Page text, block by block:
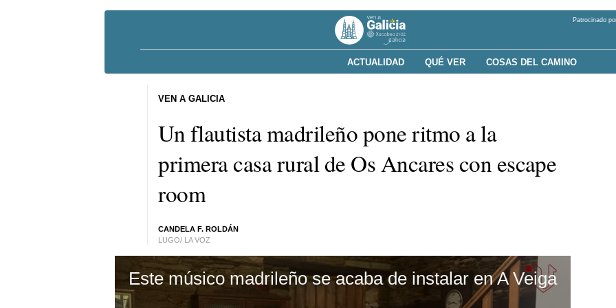
Patrocinado
ACTUALIDAD QUÉ VER COSAS DEL CAMINO
Un flautista madrileño pone ritmo a la
primera casa rural de Os Ancares con escape
room
CANDELA F. ROLDÁN
LUGO/ LA VOZ
VEN A GALICIA
Este músico madrileño se acaba de instalar en A Veiga